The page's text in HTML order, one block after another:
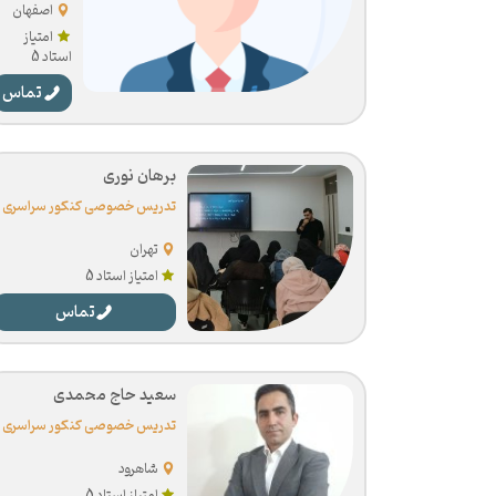
خصوصی
کنکور
سراسری
اصفهان
امتیاز
استاد 5
تماس
برهان نوری
تدریس خصوصی کنکور سراسری
تهران
امتیاز استاد 5
تماس
سعید حاج محمدی
تدریس خصوصی کنکور سراسری
شاهرود